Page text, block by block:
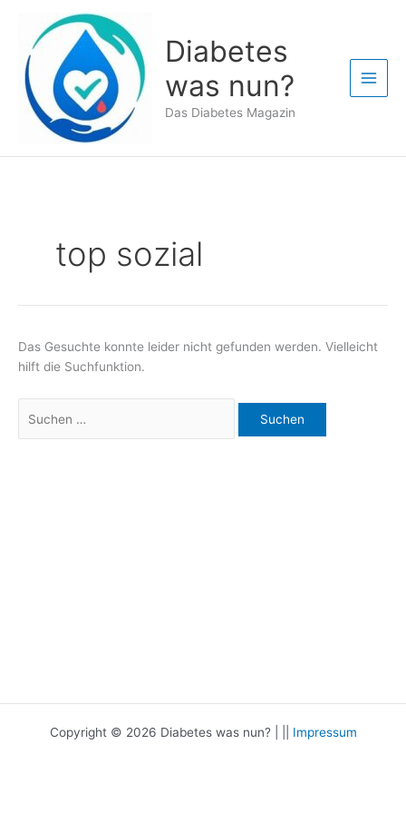
springen
Diabetes
was nun?
Das Diabetes Magazin
top sozial
Das Gesuchte konnte leider nicht gefunden werden. Vielleicht
hilft die Suchfunktion.
nach:
Copyright © 2026 Diabetes was nun? | || Impressum